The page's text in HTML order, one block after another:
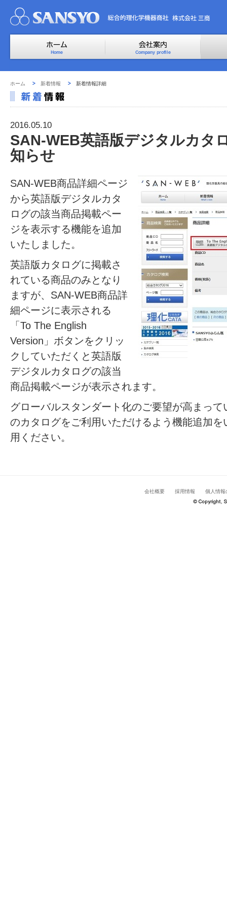
ホーム 新着情報 新着情報詳細
2016.05.10
SAN-WEB英語版デジタルカタ
知らせ
SAN-WEB商品詳細ページ
から英語版デジタルカタ
ログの該当商品掲載ペー
ジを表示する機能を追加
いたしました。
英語版カタログに掲載さ
れている商品のみとなり
ますが、SAN-WEB商品詳
細ページに表示される
「To The English
Version」ボタンをクリッ
クしていただくと英語版
デジタルカタログの該当
商品掲載ページが表示されます。
グローバルスタンダート化のご要望が高まっ
のカタログをご利用いただけるよう機能追加
用ください。
会社概要 採用情報 個人情報